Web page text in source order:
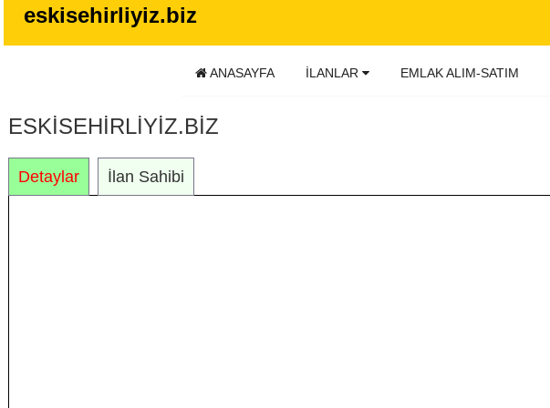
eskisehirliyiz.biz
ANASAYFA İLANLAR EMLAK ALIM-SATIM
ESKISEHIRLIYIZ.BIZ
Detaylar
İlan Sahibi